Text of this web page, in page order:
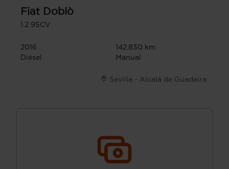
Fiat Doblò
1.2 95CV
2016
142.830 km
Diésel
Manual
Sevilla - Alcalá de Guadaíra